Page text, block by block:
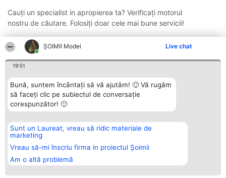
ȘOIMII Modei Live chat
19:51
Bună, suntem încântați să vă ajutăm! 🙂 Vă rugăm
să faceți clic pe subiectul de conversație
corespunzător! 🙂
Sunt un Laureat, vreau să ridic materiale de
marketing
Vreau să-mi înscriu firma in proiectul Șoimii
Am o altă problemă
Cauți un specialist in apropierea ta? Verificați motorul
nostru de căutare. Folosiți doar cele mai bune servicii!
Organizator Ranking
BRIGHT SOLUTIONS BR SRL
Aleea Timisul De Sus 2 Bl. A30
Sc. A Et. 4 Ap. 13 Cod 061952
București
CUI 36737675
Plebiscyt
Lista Tuturor
Laureaților
Statut
Contact